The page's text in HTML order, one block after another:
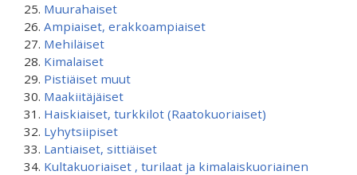
Muurahaiset
Ampiaiset, erakkoampiaiset
Mehiläiset
Kimalaiset
Pistiäiset muut
Maakiitäjäiset
Haiskiaiset, turkkilot (Raatokuoriaiset)
Lyhytsiipiset
Lantiaiset, sittiäiset
Kultakuoriaiset , turilaat ja kimalaiskuoriainen